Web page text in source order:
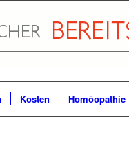
Kosten Homöopathie